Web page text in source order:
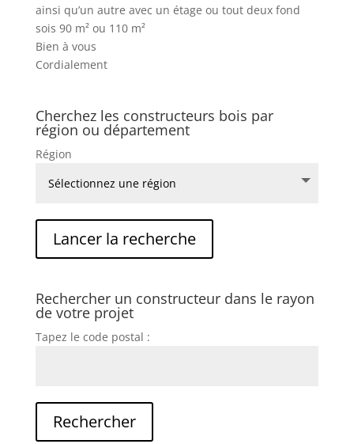
ainsi qu’un autre avec un étage ou tout deux fond
sois 90 m² ou 110 m²
Bien à vous
Cordialement
Cherchez les constructeurs bois par
région ou département
Région
Rechercher un constructeur dans le rayon
de votre projet
Tapez le code postal :